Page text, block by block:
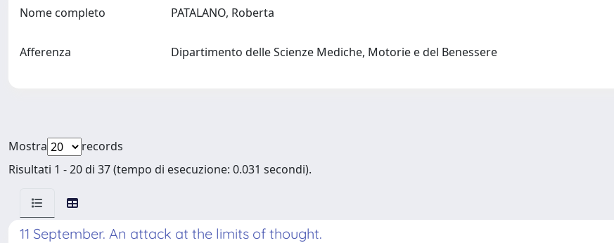
Nome completo PATALANO, Roberta
Afferenza Dipartimento delle Scienze Mediche, Motorie e del Benessere
Mostra
records
Risultati 1 - 20 di 37 (tempo di esecuzione: 0.031 secondi).
11 September. An attack at the limits of thought.